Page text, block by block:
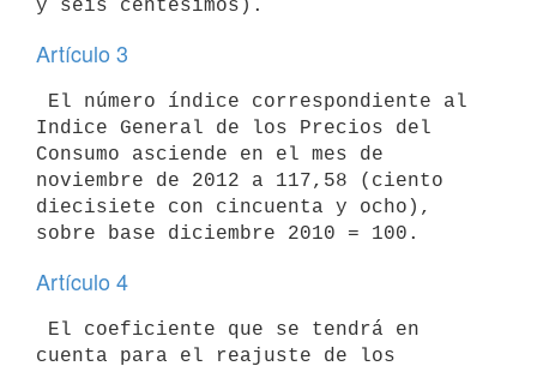
Artículo 3
Indice General de los Precios del
Consumo asciende en el mes de
noviembre de 2012 a 117,58 (ciento
diecisiete con cincuenta y ocho),
Artículo 4
cuenta para el reajuste de los